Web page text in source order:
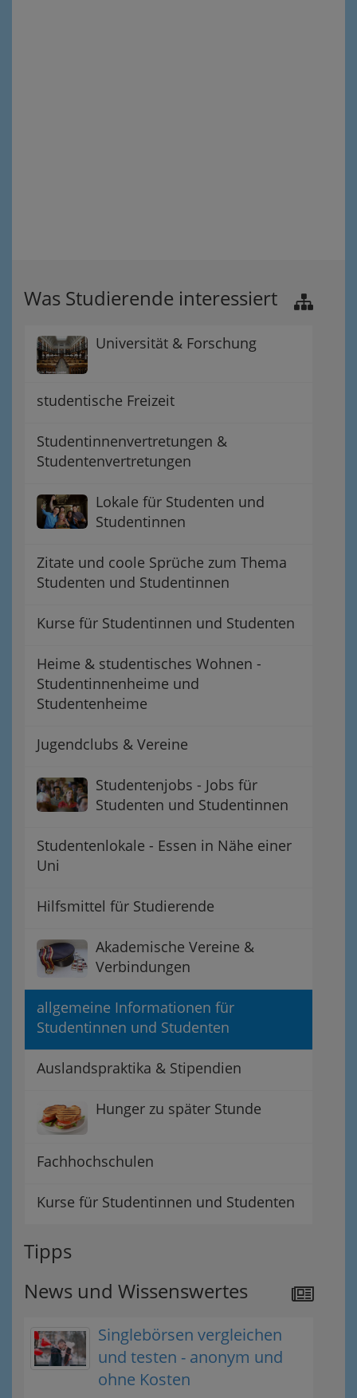
Was Studierende interessiert
Universität & Forschung
studentische Freizeit
Studentinnenvertretungen &
Studentenvertretungen
Lokale für Studenten und
Studentinnen
Zitate und coole Sprüche zum Thema
Studenten und Studentinnen
Kurse für Studentinnen und Studenten
Heime & studentisches Wohnen -
Studentinnenheime und
Studentenheime
Jugendclubs & Vereine
Studentenjobs - Jobs für
Studenten und Studentinnen
Studentenlokale - Essen in Nähe einer
Uni
Hilfsmittel für Studierende
Akademische Vereine &
Verbindungen
allgemeine Informationen für
Studentinnen und Studenten
Auslandspraktika & Stipendien
Hunger zu später Stunde
Fachhochschulen
Kurse für Studentinnen und Studenten
Tipps
News und Wissenswertes
Singlebörsen vergleichen
und testen - anonym und
ohne Kosten